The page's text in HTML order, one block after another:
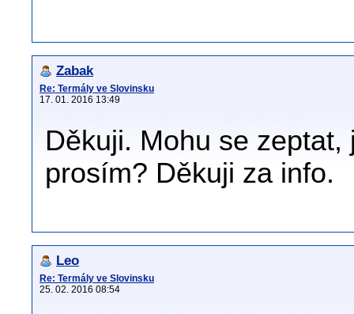
Zabak
Re: Termály ve Slovinsku
17. 01. 2016 13:49
Děkuji. Mohu se
prosím? Děkuji za info.
Leo
Re: Termály ve Slovinsku
25. 02. 2016 08:54